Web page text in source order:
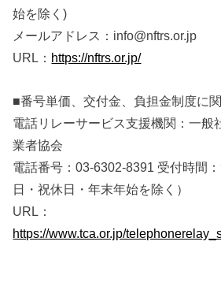
始を除く)
メールアドレス：info@nftrs.or.jp
URL： https://nftrs.or.jp/
■番号単価、交付金、負担金制度に
電話リレーサービス支援機関：一般
業者協会
電話番号：03-6302-8391 受付時間
日・祝休日・年末年始を除く）
URL：
https://www.tca.or.jp/